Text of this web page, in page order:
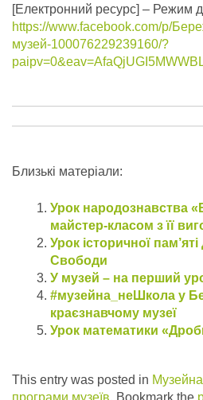
[Електронний ресурс] – Режим
https://www.facebook.com/p/
музей-100076229239160/?
Близькі матеріали:
Урок народознавства
майстер-класом з її
Урок історичної
Свободи
У музей – на перший
#музейна_неШкола у
краєзнавчому музеї
Урок математики
This entry was posted in Музейна